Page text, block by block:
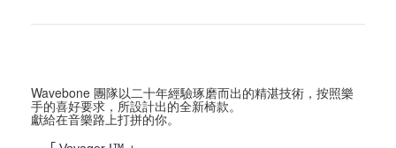
Wavebone 團隊以二十年經驗琢磨而出的精湛技術，按照樂
手的喜好要求，所設計出的全新椅款。
獻給在音樂路上打拼的你。